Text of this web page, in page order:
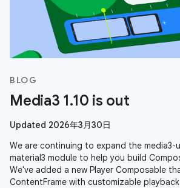
BLOG
Media3 1.10 is out
Updated 2026年3月30日
We are continuing to expand the media3-
material3 module to help you build
We've added a new Player Composable
ContentFrame with customizable